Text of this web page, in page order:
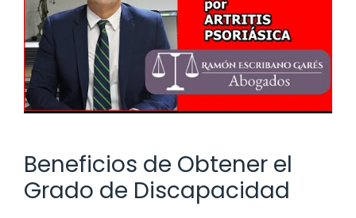
Beneficios de Obtener el
Grado de Discapacidad